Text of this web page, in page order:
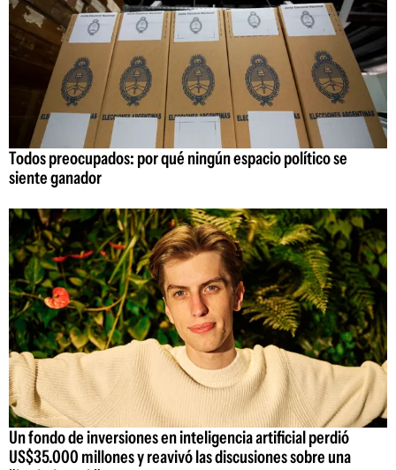
Todos preocupados: por qué ningún espacio político se
siente ganador
Un fondo de inversiones en inteligencia artificial perdió
US$35.000 millones y reavivó las discusiones sobre una